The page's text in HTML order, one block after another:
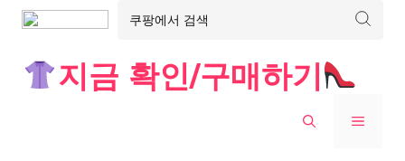
지금 확인/구매하기
MENU